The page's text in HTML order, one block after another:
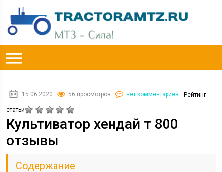
15.06.2020 56 просмотров нет комментариев Рейтинг
статьи
Культиватор хендай т 800
отзывы
Содержание